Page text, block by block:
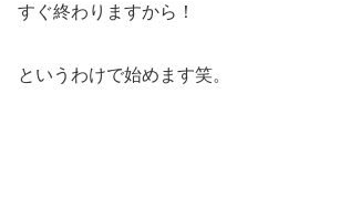
すぐ終わりますから！
というわけで始めます笑。